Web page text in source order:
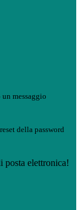
messaggio
della password
posta elettronica!